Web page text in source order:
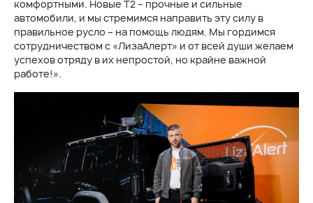
комфортными. Новые T2 – прочные и сильные
автомобили, и мы стремимся направить эту силу в
правильное русло – на помощь людям. Мы гордимся
сотрудничеством с «ЛизаАлерт» и от всей души желаем
успехов отряду в их непростой, но крайне важной
работе!».